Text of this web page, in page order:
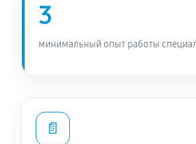
3
минимальный опыт работы
📄